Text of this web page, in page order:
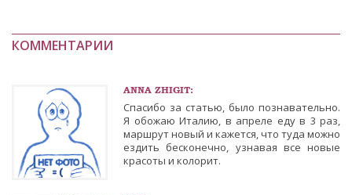
КОММЕНТАРИИ
ANNA ZHIGIT:
Спасибо за статью, было познавательно.
Я обожаю Италию, в апреле еду в 3 раз,
маршрут новый и кажется, что туда можно
ездить бесконечно, узнавая все новые
красоты и колорит.